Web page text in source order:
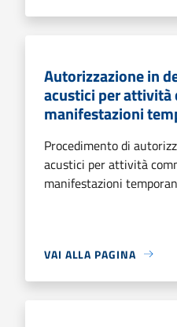
Autorizzazione in
acustici per attività
manifestazioni
Procedimento di
acustici per attività
manifestazioni
VAI ALLA PAGINA